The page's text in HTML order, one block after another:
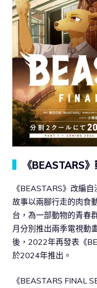
《BEASTARS
《BEASTARS》改編
故事以兩腳行走的肉食
台，為一部動物的青春
月分別推出兩季電視動
後，2022年再發表《
於2024年推出。
《BEASTARS FINAL